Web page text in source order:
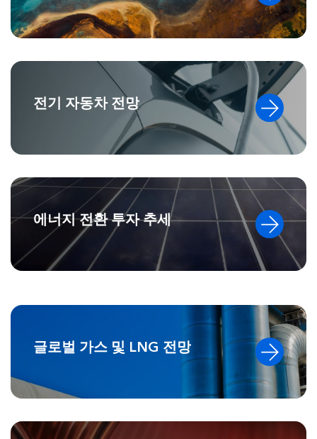
전기 자동차 전망
에너지 전환 투자 추세
글로벌 가스 및 LNG 전망